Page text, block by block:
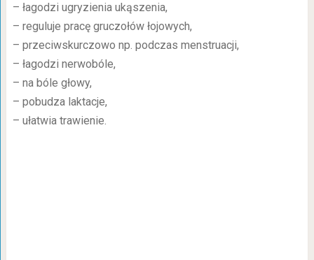
– łagodzi ugryzienia ukąszenia,
– reguluje pracę gruczołów łojowych,
– przeciwskurczowo np. podczas menstruacji,
– łagodzi nerwobóle,
– na bóle głowy,
– pobudza laktacje,
– ułatwia trawienie.